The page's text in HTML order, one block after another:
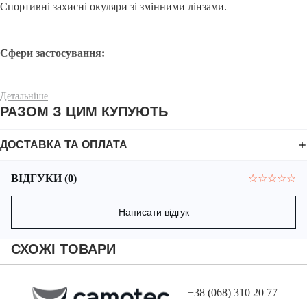
Спортивні захисні окуляри зі змінними лінзами.
Сфери застосування:
Спорт.
Тактичні.
Детальніше
РАЗОМ З ЦИМ КУПУЮТЬ
ДОСТАВКА ТА ОПЛАТА
ВІДГУКИ (0) ☆☆☆☆☆
Написати відгук
СХОЖІ ТОВАРИ
+38 (068) 310 20 77